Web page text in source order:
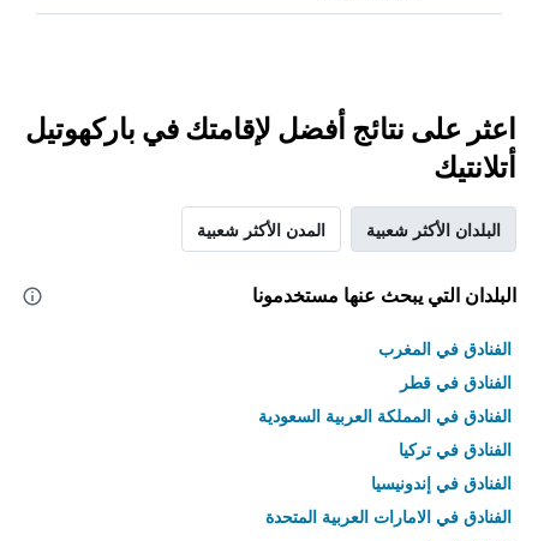
اعثر على نتائج أفضل لإقامتك في باركهوتيل
أتلانتيك
البلدان الأكثر شعبية المدن الأكثر شعبية
البلدان التي يبحث عنها مستخدمونا
الفنادق في المغرب
الفنادق في قطر
الفنادق في المملكة العربية السعودية
الفنادق في تركيا
الفنادق في إندونيسيا
الفنادق في الامارات العربية المتحدة